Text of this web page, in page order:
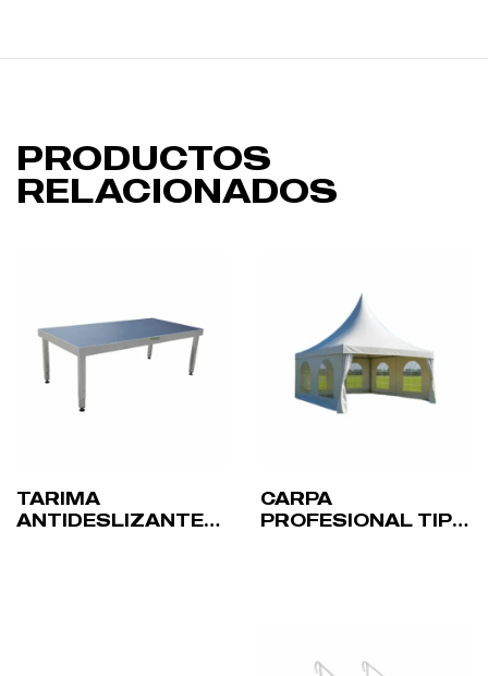
PRODUCTOS
RELACIONADOS
TARIMA
ANTIDESLIZANTE
CARPA
PROFESIONAL TIPO